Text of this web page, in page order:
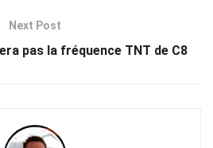
Next Post
pas la fréquence TNT de C8